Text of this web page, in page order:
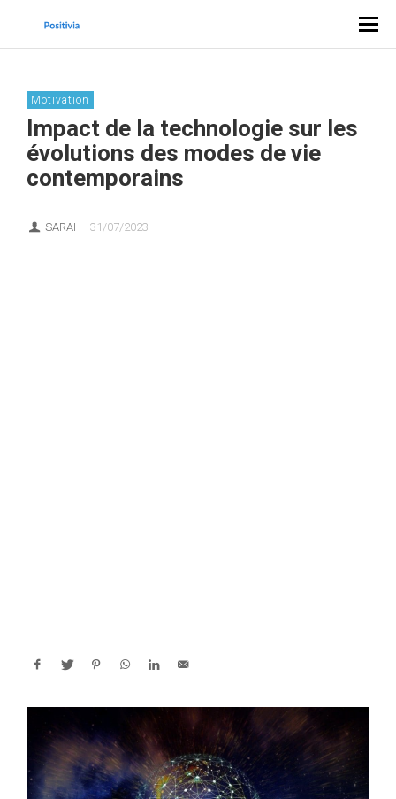
Motivation
Impact de la technologie sur les
évolutions des modes de vie
contemporains
SARAH 31/07/2023